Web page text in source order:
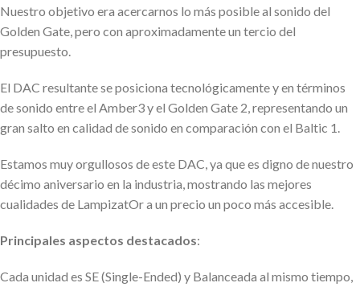
Nuestro objetivo era acercarnos lo más posible al sonido del
Golden Gate, pero con aproximadamente un tercio del
presupuesto.
El DAC resultante se posiciona tecnológicamente y en términos
de sonido entre el Amber3 y el Golden Gate 2, representando un
gran salto en calidad de sonido en comparación con el Baltic 1.
Estamos muy orgullosos de este DAC, ya que es digno de nuestro
décimo aniversario en la industria, mostrando las mejores
cualidades de LampizatOr a un precio un poco más accesible.
Principales aspectos destacados:
Cada unidad es SE (Single-Ended) y Balanceada al mismo tiempo,